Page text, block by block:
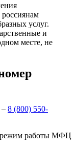
россиянам
услуг.
и
месте, не
8 (800) 550-
режим работы МФЦ